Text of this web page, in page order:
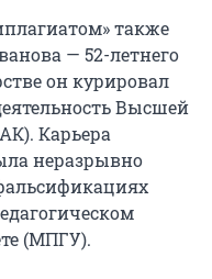
также
— 52-летнего
он курировал
Высшей
Карьера
неразрывно
(МПГУ).